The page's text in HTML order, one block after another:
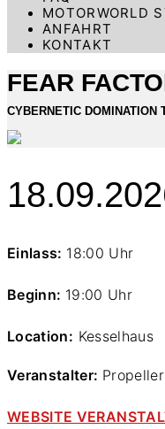
MOTORWORLD
ANFAHRT
KONTAKT
FEAR
CYBERNETIC DOMINATION
Einlass: 18:00 Uhr
Beginn: 19:00 Uhr
Location: Kesselhaus
Veranstalter:
WEBSITE